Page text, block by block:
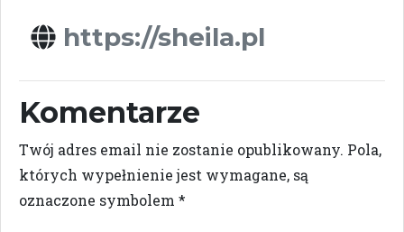
https://sheila.pl
Komentarze
Twój adres email nie zostanie opublikowany. Pola,
których wypełnienie jest wymagane, są
oznaczone symbolem *